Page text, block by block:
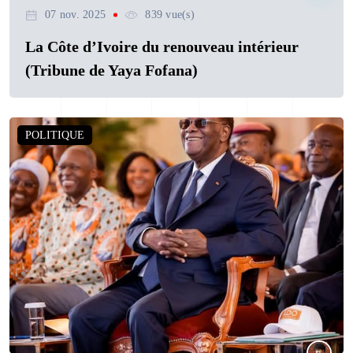
07 nov. 2025 839 vue(s)
La Côte d’Ivoire du renouveau intérieur
(Tribune de Yaya Fofana)
POLITIQUE